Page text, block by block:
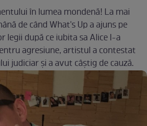
în lumea mondenă! La mai
de când What's Up a ajuns pe
legii după ce iubita sa Alice l-a
agresiune, artistul a contestat
judiciar şi a avut câştig de cauză.